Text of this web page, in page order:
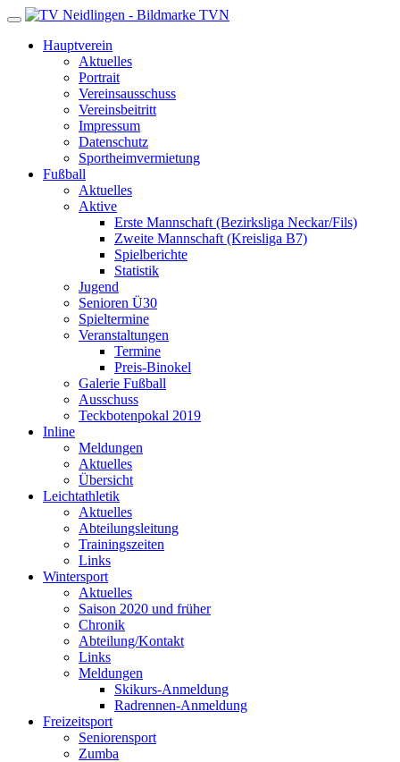
TVN
Hauptverein
Aktuelles
Portrait
Vereinsausschuss
Vereinsbeitritt
Impressum
Datenschutz
Sportheimvermietung
Fußball
Aktuelles
Aktive
Erste Mannschaft (Bezirksliga Neckar/Fils)
Zweite Mannschaft (Kreisliga B7)
Spielberichte
Statistik
Jugend
Senioren Ü30
Spieltermine
Veranstaltungen
Termine
Preis-Binokel
Galerie Fußball
Ausschuss
Teckbotenpokal 2019
Inline
Meldungen
Aktuelles
Übersicht
Leichtathletik
Aktuelles
Abteilungsleitung
Trainingszeiten
Links
Wintersport
Aktuelles
Saison 2020 und früher
Chronik
Abteilung/Kontakt
Links
Meldungen
Skikurs-Anmeldung
Radrennen-Anmeldung
Freizeitsport
Seniorensport
Zumba